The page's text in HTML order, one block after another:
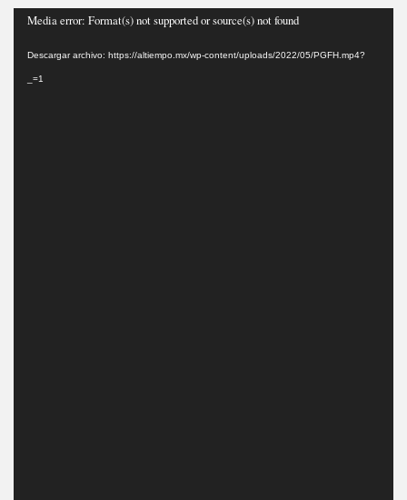
Reproductor
Media error: Format(s) not supported or source(s) not found
Descargar archivo: https://altiempo.mx/wp-content/uploads/2022/05/PGFH.mp4?
_=1